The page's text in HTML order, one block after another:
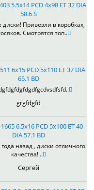
5.5x14 PCD 4x98 ET 32 DIA
58.6 S
Привезли в коробках,
Смотрятся топ..
6x15 PCD 5x110 ET 37 DIA
65.1 BD
grgfdgfd
6.5x16 PCD 5x100 ET 40
DIA 57.1 BD
назад , диски отличного
качества! ..
Сергей